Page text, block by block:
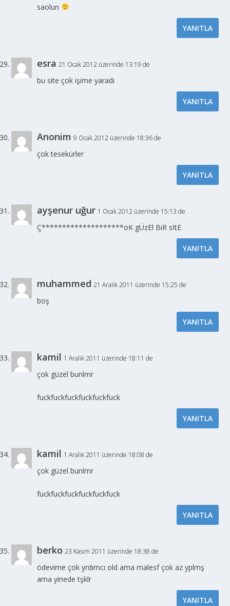
saolun
YANITLA
esra 21 Ocak 2012 üzerinde 13:19 de
bu site çok işime yaradı
YANITLA
Anonim 9 Ocak 2012 üzerinde 18:36 de
çok tesekürler
YANITLA
ayşenur uğur 1 Ocak 2012 üzerinde 15:13 de
Ç********************oK gÜzEl BiR sİtE
YANITLA
muhammed 21 Aralık 2011 üzerinde 15:25 de
boş
YANITLA
kamil 1 Aralık 2011 üzerinde 18:11 de
çok güzel bunlrnr
fuckfuckfuckfuckfuckfuck
YANITLA
kamil 1 Aralık 2011 üzerinde 18:08 de
çok güzel bunlrnr
fuckfuckfuckfuckfuckfuck
YANITLA
berko 23 Kasım 2011 üzerinde 18:38 de
ödevime çok yrdımcı old ama malesf çok az yplmş
ama yinede tşklr
YANITLA